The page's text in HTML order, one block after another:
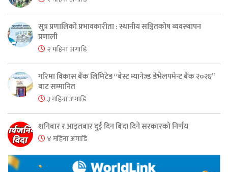
सुत्र प्रणालिको प्रभावकारीता : स्थानीय सञ्चितकोष व्यवस्थापन
प्रणाली
२ महिना अगाडि
गरिमा विकास बैंक लिमिटेड “बेस्ट म्यानेज्ड डेभेलपमेन्ट बैंक २०२६”
बाट सम्मानित
३ महिना अगाडि
शनिबार र आइतबार दुई दिन बिदा दिने सरकारको निर्णय
४ महिना अगाडि